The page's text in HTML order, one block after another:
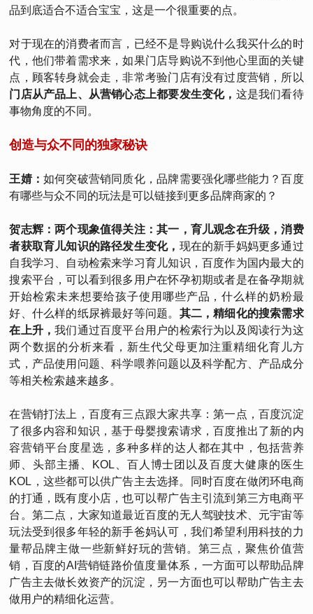
品到底适合不适合宝宝，这是一个很重要的点。
对于现在的消费者而言，已经不是导购说什么我买什么的时
代，他们带着需求来，如果门店导购说不到他心里面的关键
点，顾客转身就会走，非常考验门店有没有过度营销，所以
门店从产品上、从营销心态上都要发生变化， 这是我们看待
事物角度的不同。
创造与众不同的独家秘诀
王婧：如何突破营销同质化，品牌需要强化哪些能力？百度
有哪些与众不同的玩法是可以链接到更多品牌商家的？
贺志辉：两个现象值得关注：其一，育儿观念在升级，消费
者获取育儿知识的路径发生变化， 现在的新手妈妈更多通过
自我学习、自动检索来学习育儿知识，百度作为国内最大的
搜索平台，可以看到很多用户在怀孕初期或者是在备孕期就
开始检索未来想要给孩子使用哪些产品，什么样的奶粉最
好、什么样的纸尿裤最好等问题。 其二，精细化的搜索需求
在上升，我们通过百度平台用户的检索行为以及阅读行为这
两个数据的分析来看，新生代父母更加注重精细化育儿方
式，产品使用问题、科学喂养问题以及科学配方、产品成分
等相关检索越来越多。
在营销打法上，百度有三点跟大家共享：第一点，百度沉淀
了很多内容和知识，基于母婴搜索请求，百度推出了新的内
容营销平台度星选，多种多样的达人都在其中，包括营养
师、头部主播、KOL、百人博士团以及百度大健康的医生
KOL，这些都可以供广告主去选择。同时百度在做闭环电商
的打通，既有度小店，也可以帮广告主引流到第三方电商平
台。第二点，大家知道最近百度的无人驾驶技术、元宇宙等
玩法受到很多年轻的新手爸妈认可，我们希望利用科技的力
量帮品牌主做一些新鲜好玩的营销。第三点，聚焦价值营
销，百度的AI营销链路价值度量体系，一方面可以帮助品牌
广告主去做长效资产的沉淀，另一方面也可以帮助广告主去
做用户的精细化运营。